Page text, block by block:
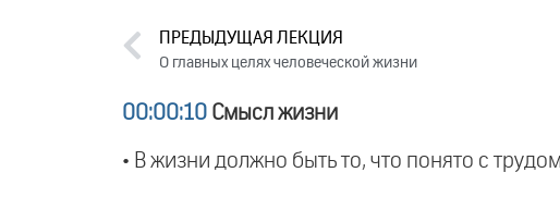
ПРЕДЫДУЩАЯ ЛЕКЦИЯ
О главных целях человеческой жизни
00:00:10 Смысл жизни
• В жизни должно быть то, что понято с